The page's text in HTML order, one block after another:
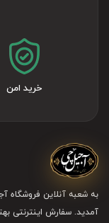
خرید امن
آمدید. سفارش اینترنتی